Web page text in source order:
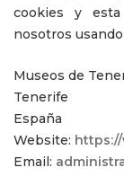
cookies y
nosotros
Museos de
Tenerife
España
Website:
Email: